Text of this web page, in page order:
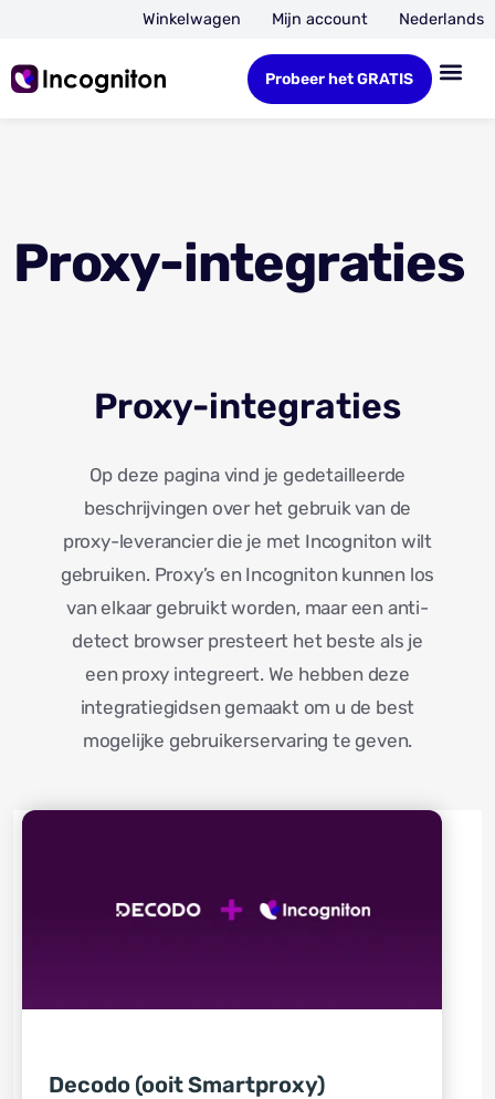
Winkelwagen Mijn account Nederlands
Probeer het GRATIS
Proxy-integraties
Proxy-integraties
Op deze pagina vind je gedetailleerde
beschrijvingen over het gebruik van de
proxy-leverancier die je met Incogniton wilt
gebruiken. Proxy’s en Incogniton kunnen los
van elkaar gebruikt worden, maar een anti-
detect browser presteert het beste als je
een proxy integreert. We hebben deze
integratiegidsen gemaakt om u de best
mogelijke gebruikerservaring te geven.
Decodo (ooit Smartproxy)